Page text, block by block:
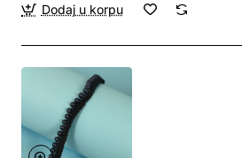
Dodaj u korpu